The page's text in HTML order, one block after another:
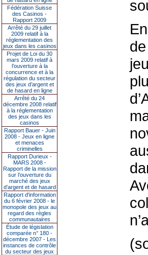
Fédération Suisse
des Casinos -
Rapport 2009
Arrêté du 29 juillet
2009 relatif à la
réglementation des
jeux dans les casinos
Projet de Loi du 30
mars 2009 relatif à
l’ouverture à la
concurrence et à la
régulation du secteur
des jeux d’argent et
de hasard en ligne
Arrêté du 24
décembre 2008 relatif
à la réglementation
des jeux dans les
casinos
Rapport Bauer - Juin
2008 - Jeux en ligne
et menaces
criminelles
Rapport Durieux -
MARS 2008 -
Rapport de la mission
sur l’ouverture du
marché des jeux
d’argent et de hasard
Rapport d'information
du 6 février 2008 - le
monopole des jeux au
regard des règles
communautaires
Étude de législation
comparée n° 180 -
décembre 2007 - Les
instances de contrôle
du secteur des jeux